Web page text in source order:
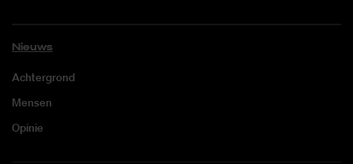
Nieuws
Achtergrond
Mensen
Opinie